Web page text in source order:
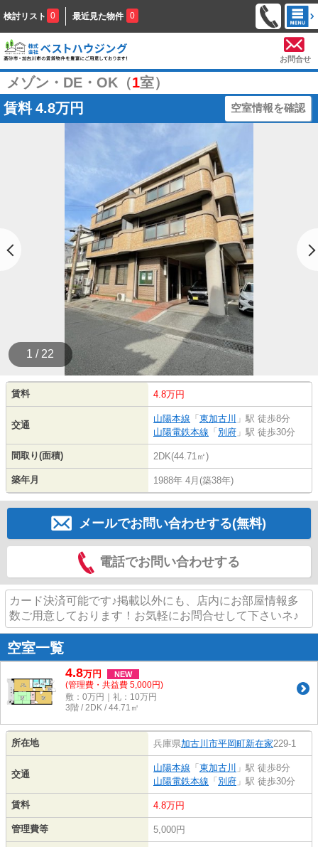
検討リスト 0 最近見た物件 0
お問合せ
メゾン・DE・OK（1室）
賃料 4.8万円 空室情報を確認
1 / 22
賃料 4.8万円
交通
山陽本線 「 東加古川 」駅 徒歩8分
山陽電鉄本線 「 別府 」駅 徒歩30分
間取り(面積) 2DK(44.71㎡)
築年月 1988年 4月(築38年)
メールでお問い合わせする(無料)
電話でお問い合わせする
カード決済可能です♪掲載以外にも、店内にお部屋情報多
数ご用意しております！お気軽にお問合せして下さいネ♪
空室一覧
4.8万円 NEW
(管理費・共益費 5,000円)
敷：0万円｜礼：10万円
3階 / 2DK / 44.71㎡
所在地 兵庫県加古川市平岡町新在家229-1
交通
山陽本線 「 東加古川 」駅 徒歩8分
山陽電鉄本線 「 別府 」駅 徒歩30分
賃料 4.8万円
管理費等 5,000円